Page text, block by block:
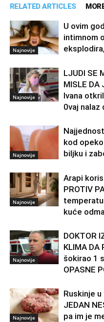
RELATED ARTICLES
Najnovije
U ovim
intimnom
Najnovije
LJUDl SE
MISLE DA
Ivana
0vaj nalaz
Najnovije
kod
biljku i
Najnovije
Arapi
PROTIV
kuće
Najnovije
DOKTOR
KLIMA DA
šokirao 1
OPASNE
Najnovije
Ruskinje
JEDAN
pa im je